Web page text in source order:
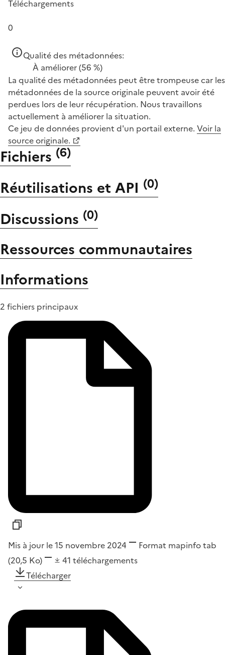
Téléchargements
0
Qualité des métadonnées:
À améliorer(56 %)
La qualité des métadonnées peut être trompeuse car les
métadonnées de la source originale peuvent avoir été
perdues lors de leur récupération. Nous travaillons
actuellement à améliorer la situation.
Ce jeu de données provient d'un portail externe. Voir la
source originale.
Fichiers (6)
Réutilisations et API (0)
Discussions (0)
Ressources communautaires
Informations
2 fichiers principaux
Mis à jour le 15 novembre 2024 Format mapinfo tab
(20,5 Ko)
41 téléchargements
Télécharger